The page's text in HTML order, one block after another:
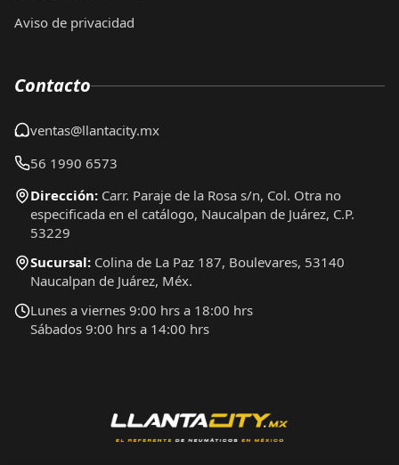
Aviso de privacidad
Contacto
ventas@llantacity.mx
56 1990 6573
Dirección: Carr. Paraje de la Rosa s/n, Col. Otra no
especificada en el catálogo, Naucalpan de Juárez, C.P.
53229
Sucursal: Colina de La Paz 187, Boulevares, 53140
Naucalpan de Juárez, Méx.
Lunes a viernes 9:00 hrs a 18:00 hrs
Sábados 9:00 hrs a 14:00 hrs